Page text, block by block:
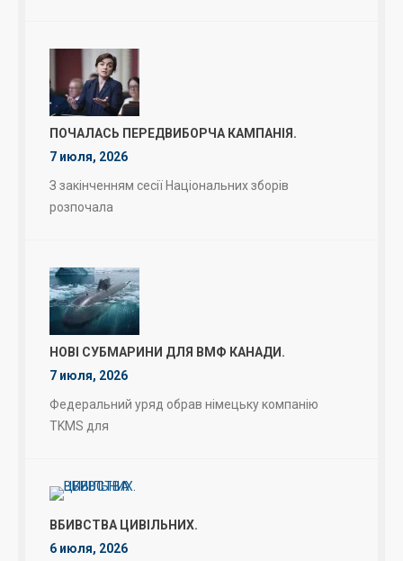
ПОЧАЛАСЬ ПЕРЕДВИБОРЧА КАМПАНІЯ.
7 июля, 2026
З закінченням сесії Національних зборів
розпочала
НОВІ СУБМАРИНИ ДЛЯ ВМФ КАНАДИ.
7 июля, 2026
Федеральний уряд обрав німецьку компанію
TKMS для
ВБИВСТВА ЦИВІЛЬНИХ.
6 июля, 2026